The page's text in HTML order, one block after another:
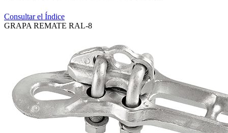
Consultar el Índice
GRAPA REMATE RAL-8